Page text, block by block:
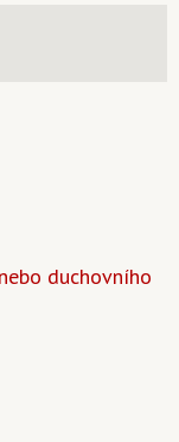
duchovního